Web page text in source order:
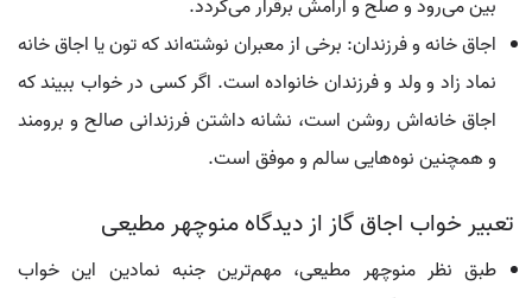
بین می‌رود و صلح و آرامش برقرار می‌گردد.
اجاق خانه و فرزندان: برخی از معبران نوشته‌اند که تون یا اجاق خانه
نماد زاد و ولد و فرزندان خانواده است. اگر کسی در خواب ببیند که
اجاق خانه‌اش روشن است، نشانه داشتن فرزندانی صالح و برومند
و همچنین نوه‌هایی سالم و موفق است.
تعبیر خواب اجاق گاز از دیدگاه منوچهر مطیعی
طبق نظر منوچهر مطیعی، مهم‌ترین جنبه نمادین این خواب